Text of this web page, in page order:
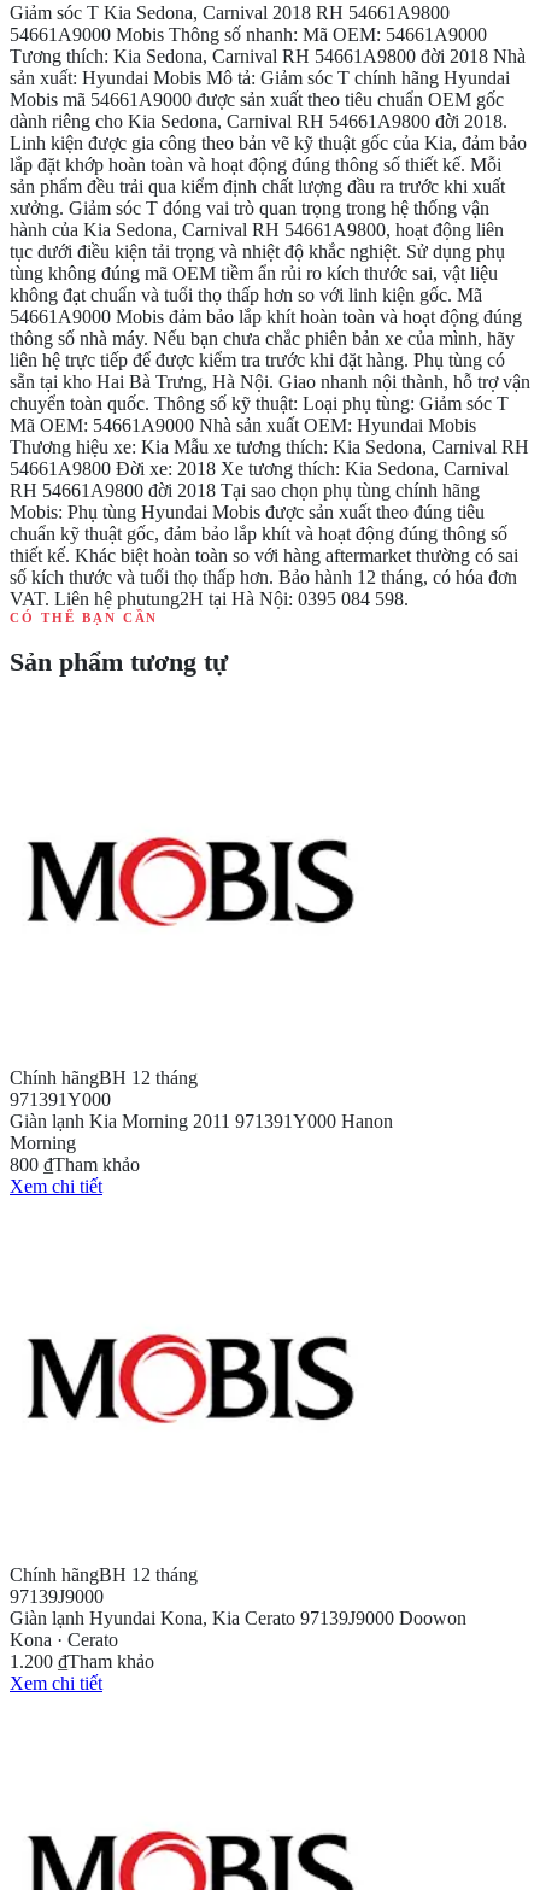
Giảm sóc T Kia Sedona, Carnival 2018 RH 54661A9800
54661A9000 Mobis Thông số nhanh: Mã OEM: 54661A9000
Tương thích: Kia Sedona, Carnival RH 54661A9800 đời 2018 Nhà
sản xuất: Hyundai Mobis Mô tả: Giảm sóc T chính hãng Hyundai
Mobis mã 54661A9000 được sản xuất theo tiêu chuẩn OEM gốc
dành riêng cho Kia Sedona, Carnival RH 54661A9800 đời 2018.
Linh kiện được gia công theo bản vẽ kỹ thuật gốc của Kia, đảm bảo
lắp đặt khớp hoàn toàn và hoạt động đúng thông số thiết kế. Mỗi
sản phẩm đều trải qua kiểm định chất lượng đầu ra trước khi xuất
xưởng. Giảm sóc T đóng vai trò quan trọng trong hệ thống vận
hành của Kia Sedona, Carnival RH 54661A9800, hoạt động liên
tục dưới điều kiện tải trọng và nhiệt độ khắc nghiệt. Sử dụng phụ
tùng không đúng mã OEM tiềm ẩn rủi ro kích thước sai, vật liệu
không đạt chuẩn và tuổi thọ thấp hơn so với linh kiện gốc. Mã
54661A9000 Mobis đảm bảo lắp khít hoàn toàn và hoạt động đúng
thông số nhà máy. Nếu bạn chưa chắc phiên bản xe của mình, hãy
liên hệ trực tiếp để được kiểm tra trước khi đặt hàng. Phụ tùng có
sẵn tại kho Hai Bà Trưng, Hà Nội. Giao nhanh nội thành, hỗ trợ vận
chuyển toàn quốc. Thông số kỹ thuật: Loại phụ tùng: Giảm sóc T
Mã OEM: 54661A9000 Nhà sản xuất OEM: Hyundai Mobis
Thương hiệu xe: Kia Mẫu xe tương thích: Kia Sedona, Carnival RH
54661A9800 Đời xe: 2018 Xe tương thích: Kia Sedona, Carnival
RH 54661A9800 đời 2018 Tại sao chọn phụ tùng chính hãng
Mobis: Phụ tùng Hyundai Mobis được sản xuất theo đúng tiêu
chuẩn kỹ thuật gốc, đảm bảo lắp khít và hoạt động đúng thông số
thiết kế. Khác biệt hoàn toàn so với hàng aftermarket thường có sai
số kích thước và tuổi thọ thấp hơn. Bảo hành 12 tháng, có hóa đơn
VAT. Liên hệ phutung2H tại Hà Nội: 0395 084 598.
CÓ THỂ BẠN CẦN
Sản phẩm tương tự
Chính hãngBH 12 tháng
971391Y000
Giàn lạnh Kia Morning 2011 971391Y000 Hanon
Morning
800 ₫Tham khảo
Xem chi tiết
Chính hãngBH 12 tháng
97139J9000
Giàn lạnh Hyundai Kona, Kia Cerato 97139J9000 Doowon
Kona · Cerato
1.200 ₫Tham khảo
Xem chi tiết